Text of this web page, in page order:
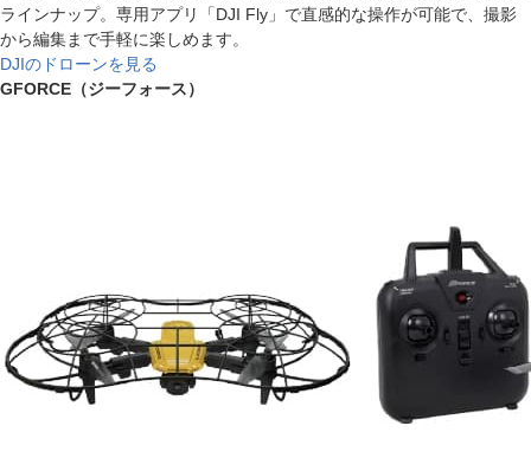
ラインナップ。専用アプリ「DJI Fly」で直感的な操作が可能で、撮影
から編集まで手軽に楽しめます。
DJIのドローンを見る
GFORCE（ジーフォース）